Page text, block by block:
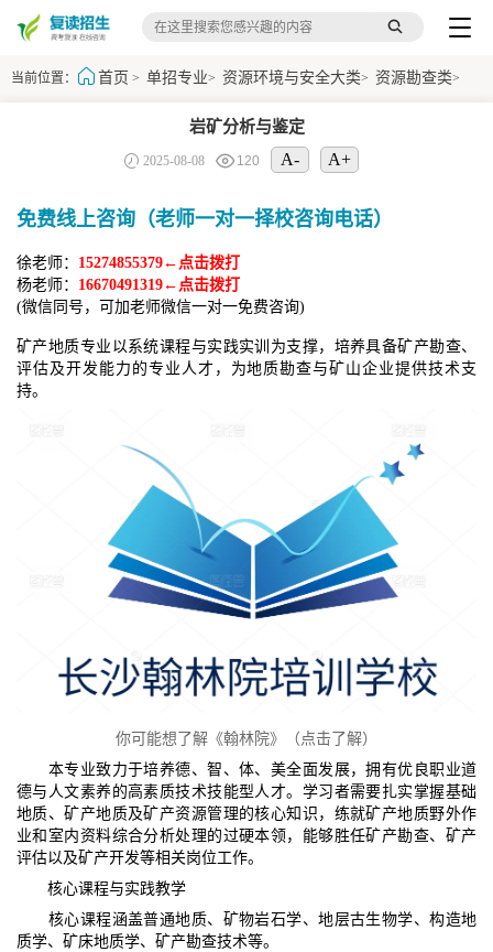
当前位置： 首页 > 单招专业> 资源环境与安全大类> 资源勘查类>
岩矿分析与鉴定
2025-08-08 120 A- A+
免费线上咨询（老师一对一择校咨询电话）
徐老师： 15274855379←点击拨打
杨老师： 16670491319←点击拨打
(微信同号，可加老师微信一对一免费咨询)
矿产地质专业以系统课程与实践实训为支撑，培养具备矿产勘查、
评估及开发能力的专业人才，为地质勘查与矿山企业提供技术支
持。​
你可能想了解《翰林院》（点击了解）
本专业致力于培养德、智、体、美全面发展，拥有优良职业道
德与人文素养的高素质技术技能型人才。学习者需要扎实掌握基础
地质、矿产地质及矿产资源管理的核心知识，练就矿产地质野外作
业和室内资料综合分析处理的过硬本领，能够胜任矿产勘查、矿产
评估以及矿产开发等相关岗位工作。​
核心课程与实践教学​
核心课程涵盖普通地质、矿物岩石学、地层古生物学、构造地
质学、矿床地质学、矿产勘查技术等。​